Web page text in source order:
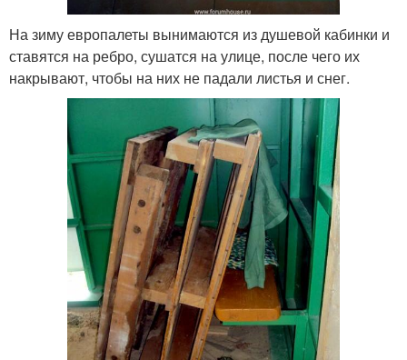
На зиму европалеты вынимаются из душевой кабинки и
ставятся на ребро, сушатся на улице, после чего их
накрывают, чтобы на них не падали листья и снег.